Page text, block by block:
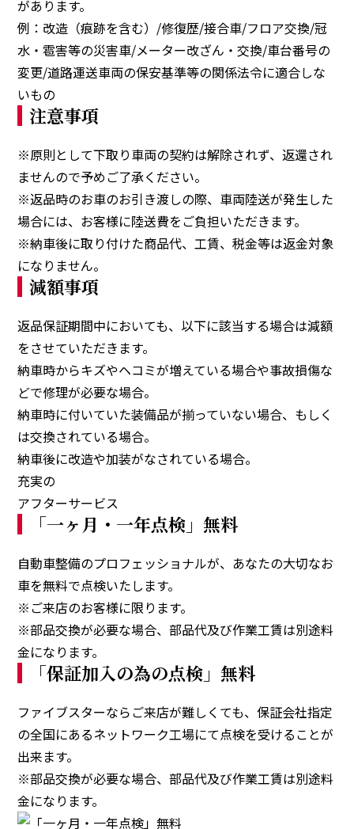
があります。
例：改造（痕跡を含む）/修復歴/接合車/フロア交換/冠
水・雹害等の災害車/メーター改ざん・交換/車台番号の
変更/道路運送車両の保安基準等の関係法令に適合しな
いもの
注意事項
※原則として下取り車両の契約は解除されず、返還され
ませんので予めご了承ください。
※返品時のお車のお引き渡しの際、車両陸送が発生した
場合には、お客様に陸送費をご負担いただきます。
※納車後に取り付けた商品代、工賃、税金等は返金対象
になりません。
減額事項
返品保証期間中においても、以下に該当する場合は減額
をさせていただきます。
納車時からキズやヘコミが増えている場合や事故損傷な
どで修理が必要な場合。
納車時に付いていた装備品が揃っていない場合、もしく
は交換されている場合。
納車後に改造や加装がなされている場合。
充実の
アフターサービス
「一ヶ月・一年点検」無料
自動車整備のプロフェッショナルが、あなたの大切なお
車を無料で点検いたします。
※ご来店のお客様に限ります。
※部品交換が必要な場合、部品代及び作業工賃は別途料
金になります。
「保証加入の為の点検」無料
ファイブスターならご来店が難しくても、保証会社指定
の全国にあるネットワーク工場にて点検を受けることが
出来ます。
※部品交換が必要な場合、部品代及び作業工賃は別途料
金になります。